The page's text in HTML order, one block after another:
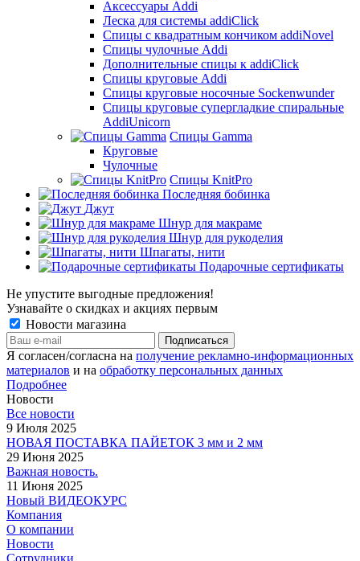
Аксессуары Addi
Леска для системы addiClick
Спицы с квадратным кончиком addiNovel
Спицы чулочные Addi
Дополнительные спицы к addiClick
Спицы круговые Addi
Спицы круговые носочные Sockenwunder
Спицы круговые супергладкие спиральные
AddiUnicorn
Спицы Gamma
Круговые
Чулочные
Спицы KnitPro
Последняя бобинка
Джут
Шнур для макраме
Шнур для рукоделия
Шпагаты, нити
Подарочные сертификаты
Не упустите выгодные предложения!
Узнавайте о скидках и акциях первым
Новости магазина
Я согласен/согласна на получение рекламно-информационных
материалов и на обработку персональных данных
Подробнее
Новости
Все новости
9 Июля 2025
НОВАЯ ПОСТАВКА ПАЙЕТОК 3 мм и 2 мм
29 Июня 2025
Важная новость.
11 Июня 2025
Новый ВИДЕОКУРС
Компания
О компании
Новости